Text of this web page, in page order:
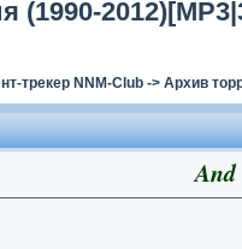
(1990-
трекер NNM-Club -> Архив
And